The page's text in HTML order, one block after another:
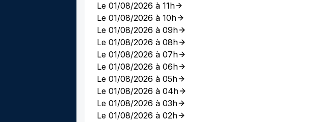
Le 01/08/2026 à 11h
Le 01/08/2026 à 10h
Le 01/08/2026 à 09h
Le 01/08/2026 à 08h
Le 01/08/2026 à 07h
Le 01/08/2026 à 06h
Le 01/08/2026 à 05h
Le 01/08/2026 à 04h
Le 01/08/2026 à 03h
Le 01/08/2026 à 02h